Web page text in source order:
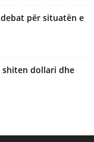
për situatën e
shiten dollari dhe